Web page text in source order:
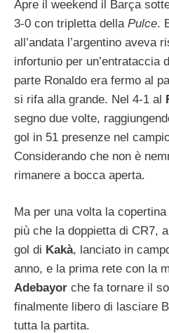
Apre il weekend il Barça
3-0 con tripletta della Pulce.
all’andata l’argentino aveva
infortunio per un’entrataccia
parte Ronaldo era fermo al
si rifa alla grande. Nel 4-1 al
segno due volte,
gol in 51 presenze nel
Considerando che non è
rimanere a bocca aperta.
Ma per una volta la
più che la doppietta di CR7,
gol di Kakà, lanciato in
anno, e la prima rete con la
Adebayor che fa tornare il
finalmente libero di lasciare
tutta la partita.